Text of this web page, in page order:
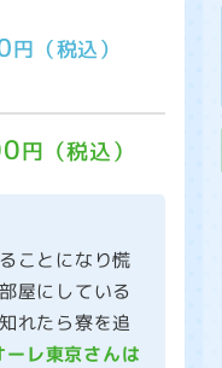
円（税込）
円（税込）
ことになり慌
屋にしている
れたら寮を追
ーレ東京さんは